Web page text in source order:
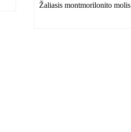
Žaliasis montmorilonito molis